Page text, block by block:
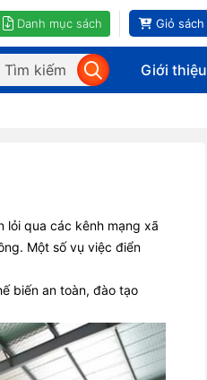
Danh mục sách Giỏ sách
Tìm kiếm Giới thiệu
lỏi qua các kênh mạng xã
Một số vụ việc điển
biến an toàn, đào tạo